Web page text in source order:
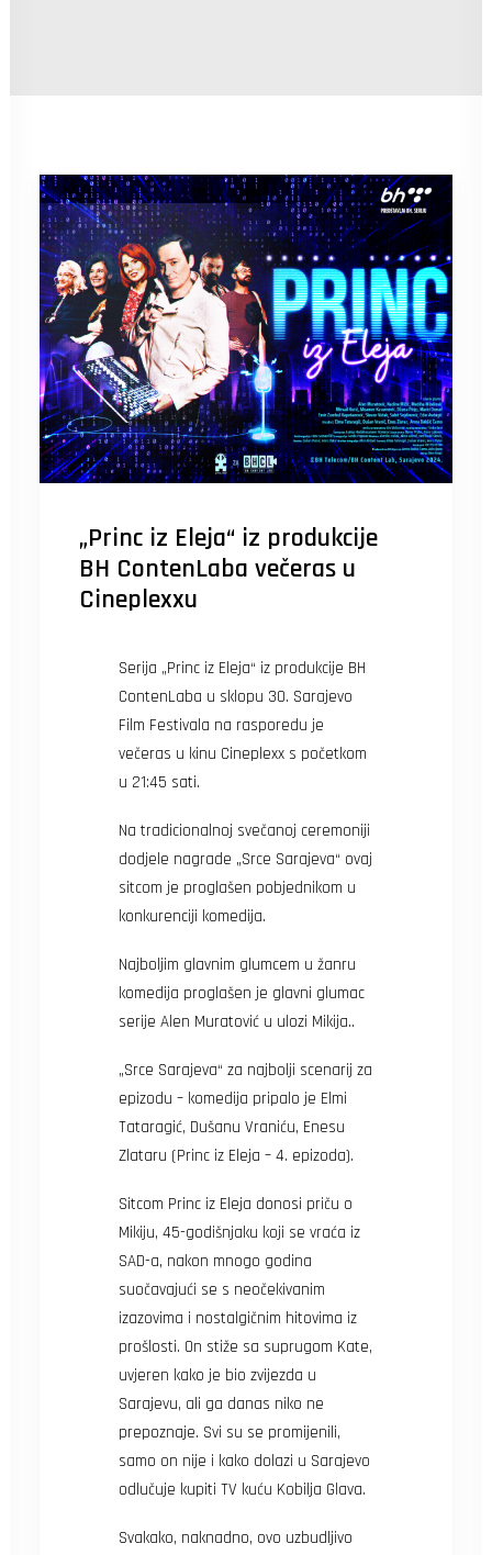
„Princ iz Eleja“ iz produkcije
BH ContenLaba večeras u
Cineplexxu
Serija „Princ iz Eleja“ iz produkcije BH
ContenLaba u sklopu 30. Sarajevo
Film Festivala na rasporedu je
večeras u kinu Cineplexx s početkom
u 21:45 sati.
Na tradicionalnoj svečanoj ceremoniji
dodjele nagrade „Srce Sarajeva“ ovaj
sitcom je proglašen pobjednikom u
konkurenciji komedija.
Najboljim glavnim glumcem u žanru
komedija proglašen je glavni glumac
serije Alen Muratović u ulozi Mikija..
„Srce Sarajeva“ za najbolji scenarij za
epizodu – komedija pripalo je Elmi
Tataragić, Dušanu Vraniću, Enesu
Zlataru (Princ iz Eleja – 4. epizoda).
Sitcom Princ iz Eleja donosi priču o
Mikiju, 45-godišnjaku koji se vraća iz
SAD-a, nakon mnogo godina
suočavajući se s neočekivanim
izazovima i nostalgičnim hitovima iz
prošlosti. On stiže sa suprugom Kate,
uvjeren kako je bio zvijezda u
Sarajevu, ali ga danas niko ne
prepoznaje. Svi su se promijenili,
samo on nije i kako dolazi u Sarajevo
odlučuje kupiti TV kuću Kobilja Glava.
Svakako, naknadno, ovo uzbudljivo